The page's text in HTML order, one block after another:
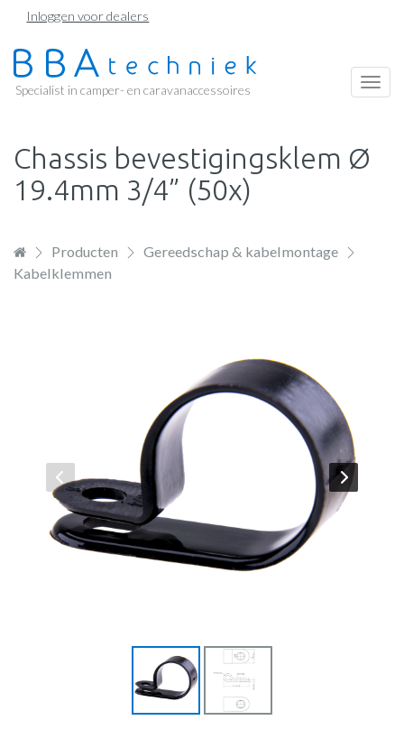
Overslaan
naar
de
Inloggen voor dealers
Specialist in camper- en caravanaccessoires
Chassis bevestigingsklem Ø
19.4mm 3/4” (50x)
Producten
Gereedschap & kabelmontage
Kabelklemmen